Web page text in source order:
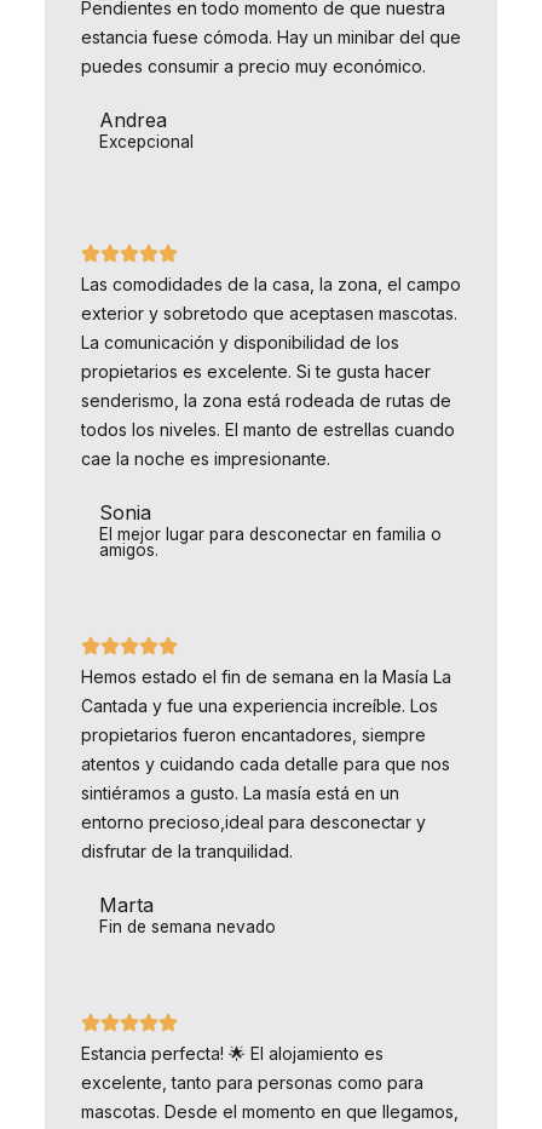
Pendientes en todo momento de que nuestra
estancia fuese cómoda. Hay un minibar del que
puedes consumir a precio muy económico.
Andrea
Excepcional
Las comodidades de la casa, la zona, el campo
exterior y sobretodo que aceptasen mascotas.
La comunicación y disponibilidad de los
propietarios es excelente. Si te gusta hacer
senderismo, la zona está rodeada de rutas de
todos los niveles. El manto de estrellas cuando
cae la noche es impresionante.
Sonia
El mejor lugar para desconectar en familia o
amigos.
Hemos estado el fin de semana en la Masía La
Cantada y fue una experiencia increíble. Los
propietarios fueron encantadores, siempre
atentos y cuidando cada detalle para que nos
sintiéramos a gusto. La masía está en un
entorno precioso,ideal para desconectar y
disfrutar de la tranquilidad.
Marta
Fin de semana nevado
Estancia perfecta! 🌟 El alojamiento es
excelente, tanto para personas como para
mascotas. Desde el momento en que llegamos,